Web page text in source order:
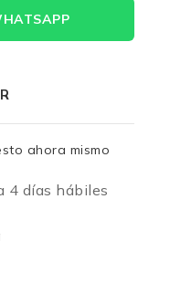
ahora mismo
4 días hábiles